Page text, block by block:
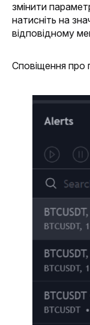
змінити
натисніть на
відповідному
Сповіщення про